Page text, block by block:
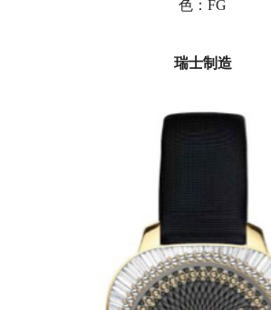
色：FG
瑞士制造